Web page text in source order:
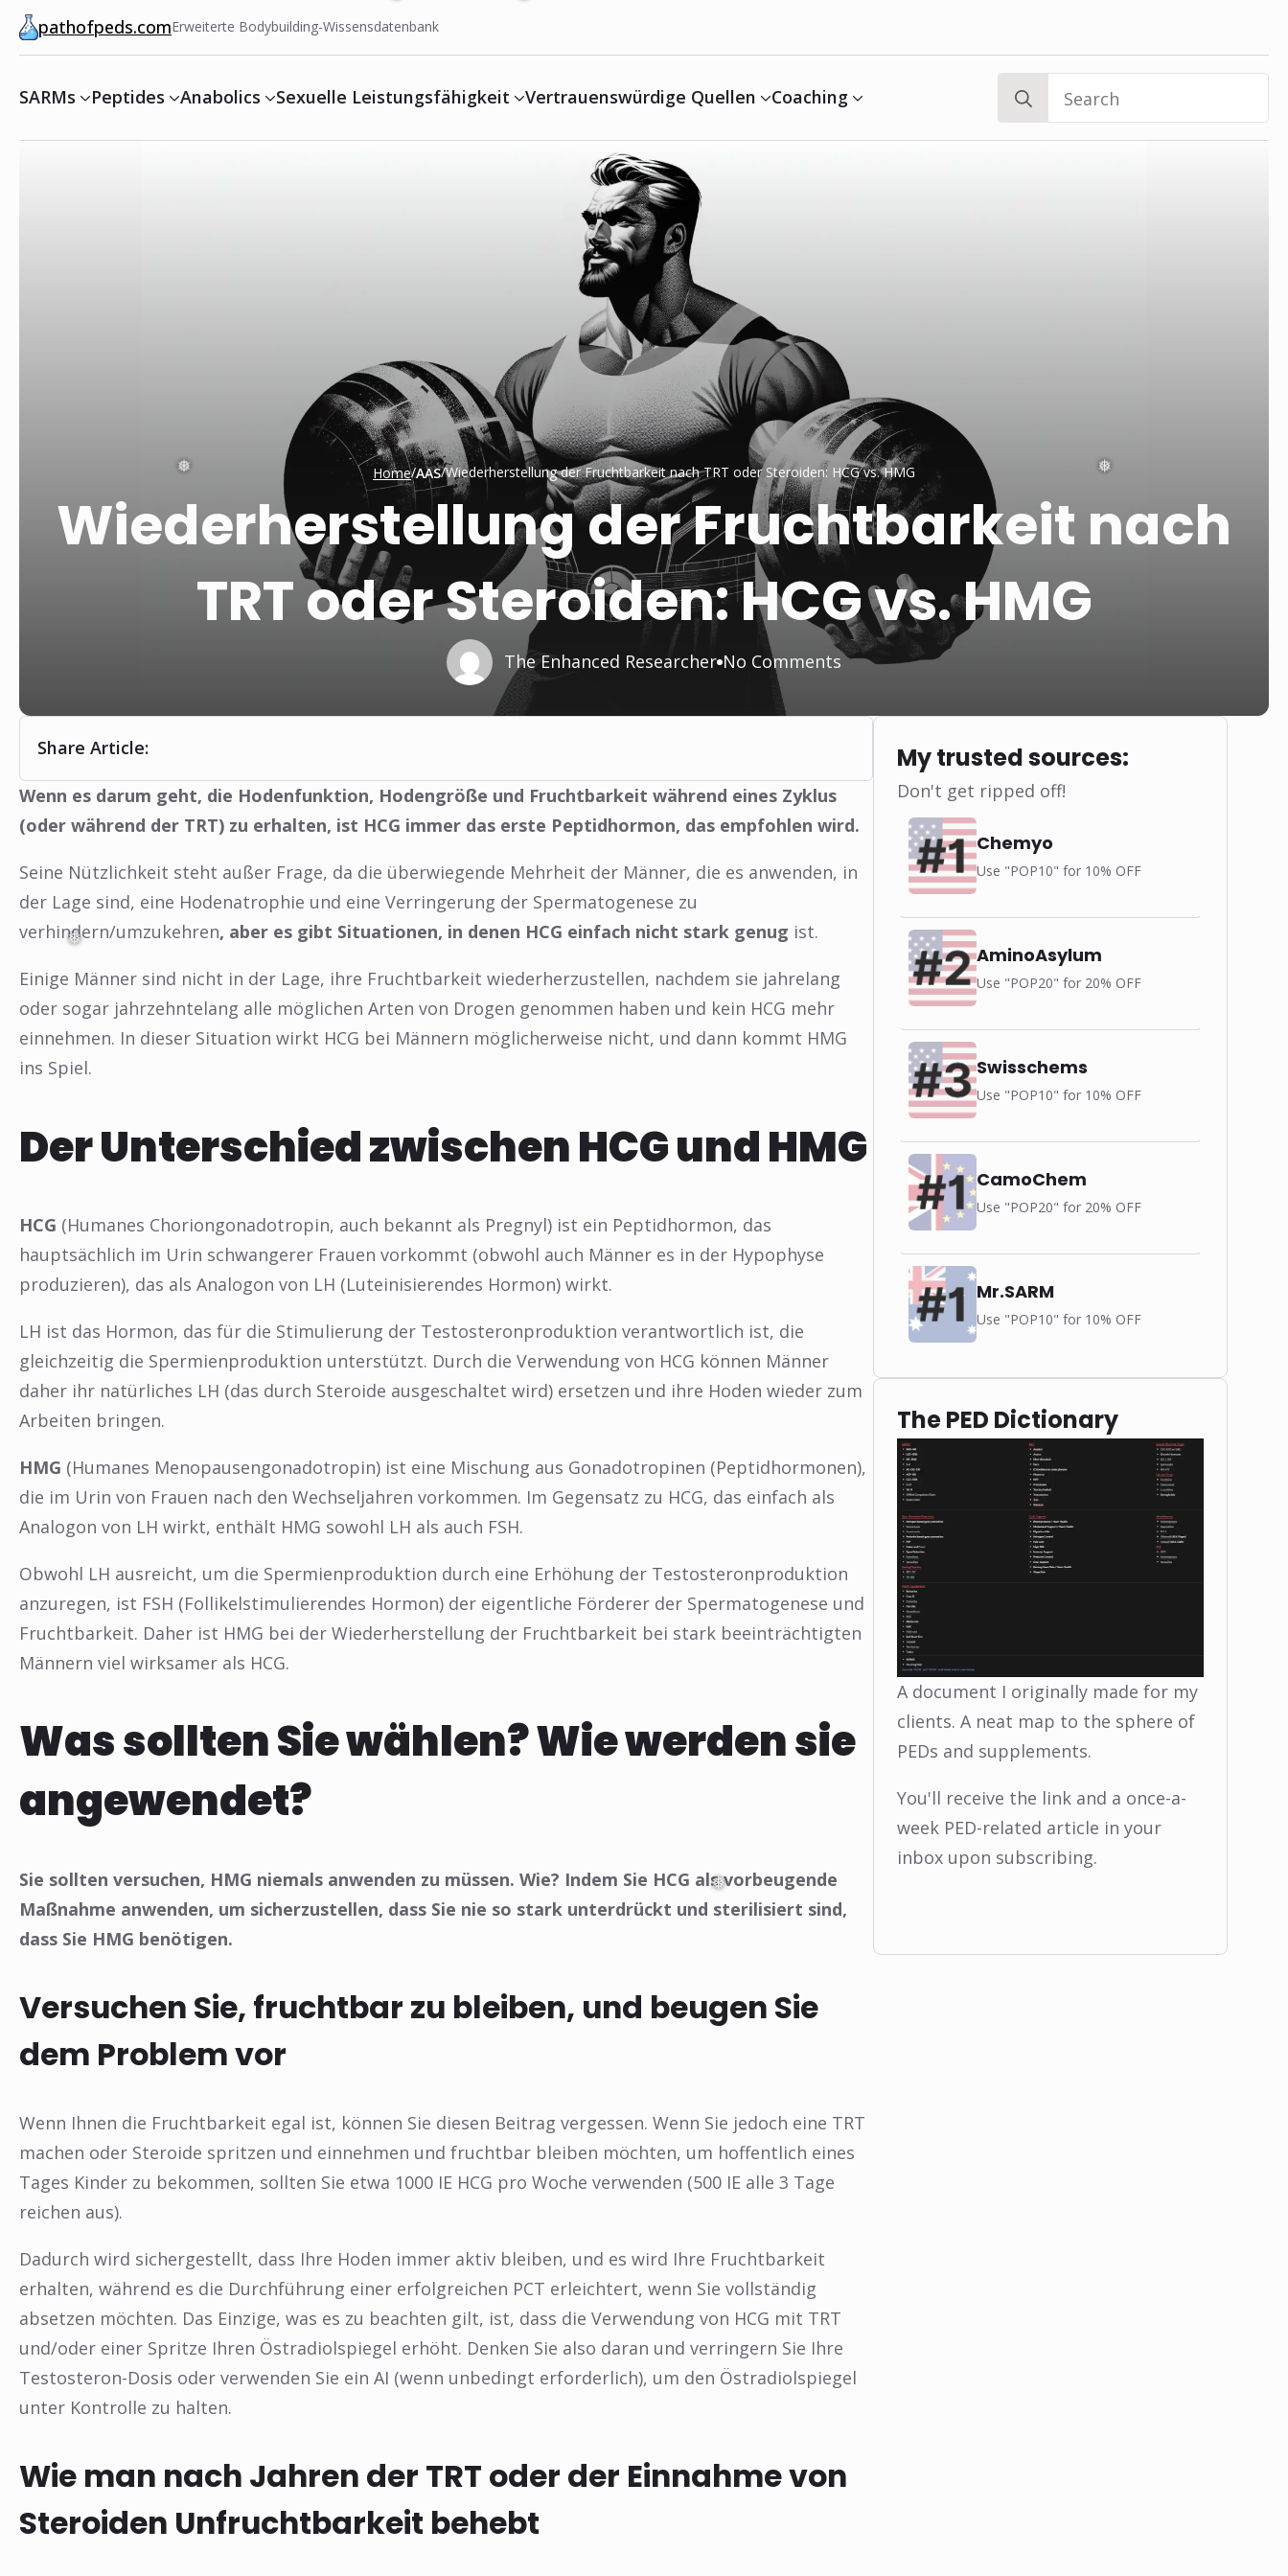
pathofpeds.comErweiterte Bodybuilding-Wissensdatenbank
SARMs Peptides Anabolics Sexuelle Leistungsfähigkeit Vertrauenswürdige Quellen Coaching
Search
for:
Home/AAS/Wiederherstellung der Fruchtbarkeit nach TRT oder Steroiden: HCG vs. HMG
Wiederherstellung der Fruchtbarkeit nach
TRT oder Steroiden: HCG vs. HMG
The Enhanced Researcher No Comments
Share Article:
Wenn es darum geht, die Hodenfunktion, Hodengröße und Fruchtbarkeit während eines Zyklus
(oder während der TRT) zu erhalten, ist HCG immer das erste Peptidhormon, das empfohlen wird.
Seine Nützlichkeit steht außer Frage, da die überwiegende Mehrheit der Männer, die es anwenden, in
der Lage sind, eine Hodenatrophie und eine Verringerung der Spermatogenese zu
verhindern/umzukehren, aber es gibt Situationen, in denen HCG einfach nicht stark genug ist.
Einige Männer sind nicht in der Lage, ihre Fruchtbarkeit wiederherzustellen, nachdem sie jahrelang
oder sogar jahrzehntelang alle möglichen Arten von Drogen genommen haben und kein HCG mehr
einnehmen. In dieser Situation wirkt HCG bei Männern möglicherweise nicht, und dann kommt HMG
ins Spiel.
Der Unterschied zwischen HCG und HMG
HCG (Humanes Choriongonadotropin, auch bekannt als Pregnyl) ist ein Peptidhormon, das
hauptsächlich im Urin schwangerer Frauen vorkommt (obwohl auch Männer es in der Hypophyse
produzieren), das als Analogon von LH (Luteinisierendes Hormon) wirkt.
LH ist das Hormon, das für die Stimulierung der Testosteronproduktion verantwortlich ist, die
gleichzeitig die Spermienproduktion unterstützt. Durch die Verwendung von HCG können Männer
daher ihr natürliches LH (das durch Steroide ausgeschaltet wird) ersetzen und ihre Hoden wieder zum
Arbeiten bringen.
HMG (Humanes Menopausengonadotropin) ist eine Mischung aus Gonadotropinen (Peptidhormonen),
die im Urin von Frauen nach den Wechseljahren vorkommen. Im Gegensatz zu HCG, das einfach als
Analogon von LH wirkt, enthält HMG sowohl LH als auch FSH.
Obwohl LH ausreicht, um die Spermienproduktion durch eine Erhöhung der Testosteronproduktion
anzuregen, ist FSH (Follikelstimulierendes Hormon) der eigentliche Förderer der Spermatogenese und
Fruchtbarkeit. Daher ist HMG bei der Wiederherstellung der Fruchtbarkeit bei stark beeinträchtigten
Männern viel wirksamer als HCG.
Was sollten Sie wählen? Wie werden sie
angewendet?
Sie sollten versuchen, HMG niemals anwenden zu müssen. Wie? Indem Sie HCG als vorbeugende
Maßnahme anwenden, um sicherzustellen, dass Sie nie so stark unterdrückt und sterilisiert sind,
dass Sie HMG benötigen.
Versuchen Sie, fruchtbar zu bleiben, und beugen Sie
dem Problem vor
Wenn Ihnen die Fruchtbarkeit egal ist, können Sie diesen Beitrag vergessen. Wenn Sie jedoch eine TRT
machen oder Steroide spritzen und einnehmen und fruchtbar bleiben möchten, um hoffentlich eines
Tages Kinder zu bekommen, sollten Sie etwa 1000 IE HCG pro Woche verwenden (500 IE alle 3 Tage
reichen aus).
Dadurch wird sichergestellt, dass Ihre Hoden immer aktiv bleiben, und es wird Ihre Fruchtbarkeit
erhalten, während es die Durchführung einer erfolgreichen PCT erleichtert, wenn Sie vollständig
absetzen möchten. Das Einzige, was es zu beachten gilt, ist, dass die Verwendung von HCG mit TRT
und/oder einer Spritze Ihren Östradiolspiegel erhöht. Denken Sie also daran und verringern Sie Ihre
Testosteron-Dosis oder verwenden Sie ein AI (wenn unbedingt erforderlich), um den Östradiolspiegel
unter Kontrolle zu halten.
Wie man nach Jahren der TRT oder der Einnahme von
Steroiden Unfruchtbarkeit behebt
My trusted sources:
Don't get ripped off!
Chemyo
Use "POP10" for 10% OFF
AminoAsylum
Use "POP20" for 20% OFF
Swisschems
Use "POP10" for 10% OFF
CamoChem
Use "POP20" for 20% OFF
Mr.SARM
Use "POP10" for 10% OFF
The PED Dictionary
A document I originally made for my
clients. A neat map to the sphere of
PEDs and supplements.
You'll receive the link and a once-a-
week PED-related article in your
inbox upon subscribing.
❅
❅
❅
❅